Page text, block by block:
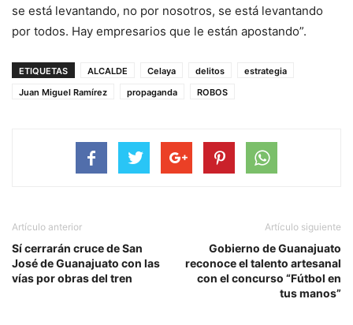
se está levantando, no por nosotros, se está levantando
por todos. Hay empresarios que le están apostando”.
ETIQUETAS ALCALDE Celaya delitos
estrategia
Juan Miguel Ramírez
propaganda ROBOS
Artículo anterior
Sí cerrarán cruce de San
José de Guanajuato con las
vías por obras del tren
Artículo siguiente
Gobierno de Guanajuato
reconoce el talento artesanal
con el concurso “Fútbol en
tus manos”